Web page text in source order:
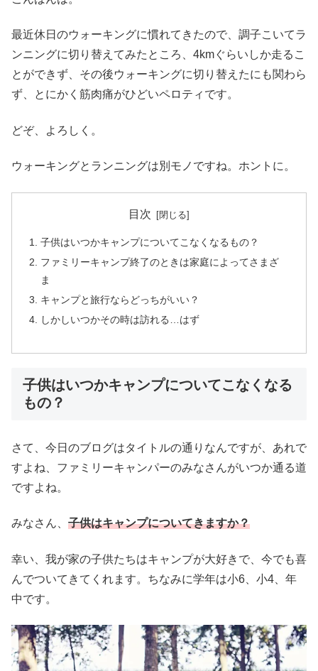
最近休日のウォーキングに慣れてきたので、調子こいてラ
ンニングに切り替えてみたところ、4kmぐらいしか走るこ
とができず、その後ウォーキングに切り替えたにも関わら
ず、とにかく筋肉痛がひどいペロティです。
どぞ、よろしく。
ウォーキングとランニングは別モノですね。ホントに。
目次
子供はいつかキャンプについてこなくなるもの？
ファミリーキャンプ終了のときは家庭によってさまざ
ま
キャンプと旅行ならどっちがいい？
しかしいつかその時は訪れる…はず
子供はいつかキャンプについてこなくなる
もの？
さて、今日のブログはタイトルの通りなんですが、あれで
すよね、ファミリーキャンパーのみなさんがいつか通る道
ですよね。
みなさん、 子供はキャンプについてきますか？
幸い、我が家の子供たちはキャンプが大好きで、今でも喜
んでついてきてくれます。ちなみに学年は小6、小4、年
中です。